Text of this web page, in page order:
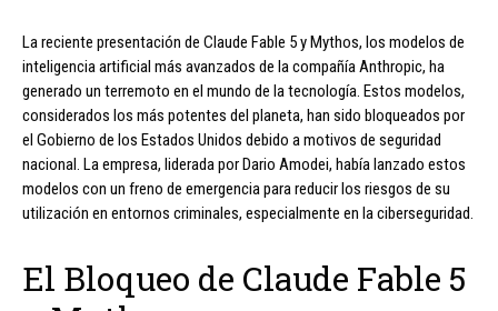
La reciente presentación de Claude Fable 5 y Mythos, los modelos de
inteligencia artificial más avanzados de la compañía Anthropic, ha
generado un terremoto en el mundo de la tecnología. Estos modelos,
considerados los más potentes del planeta, han sido bloqueados por
el Gobierno de los Estados Unidos debido a motivos de seguridad
nacional. La empresa, liderada por Dario Amodei, había lanzado estos
modelos con un freno de emergencia para reducir los riesgos de su
utilización en entornos criminales, especialmente en la ciberseguridad.
El Bloqueo de Claude Fable 5